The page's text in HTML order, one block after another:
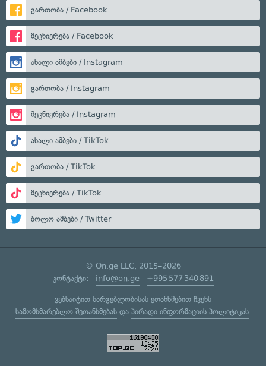
გართობა / Facebook
მეცნიერება / Facebook
ახალი ამბები / Instagram
გართობა / Instagram
მეცნიერება / Instagram
ახალი ამბები / TikTok
გართობა / TikTok
მეცნიერება / TikTok
ბოლო ამბები / Twitter
© On.ge LLC, 2015–2026
კონტაქტი: info@on.ge +995 577 340 891
ვებსაიტით სარგებლობისას ეთანხმებით ჩვენს
სამომხმარებლო შეთანხმებასდა პირადი ინფორმაციის პოლიტიკას.